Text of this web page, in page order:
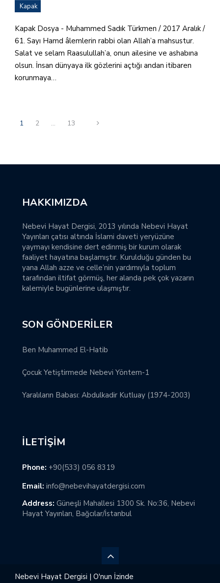
Kapak
Kapak Dosya - Muhammed Sadık Türkmen / 2017 Aralık /
61. Sayı Hamd âlemlerin rabbi olan Allah’a mahsustur.
Salat ve selam Raasulullah’a, onun ailesine ve ashabına
olsun. İnsan dünyaya ilk gözlerini açtığı andan itibaren
korunmaya…
1 2 … 13
HAKKIMIZDA
Nebevi Hayat Dergisi, 2013 yılında Nebevi Hayat
Yayınları çatısı altında İslami daveti yeryüzüne
yaymayı kendisine dert edinmiş bir kurum olarak
faaliyet hayatına başlamıştır. Kurulduğu günden bu
yana Allah azze ve celle’nin yardımıyla toplum
tarafından iltifat görmüş, her alanda pek çok yazarın
kalemiyle bugünlerine ulaşmıştır.
SON GÖNDERILER
Ben Muhammed El-Hatib
Çocuk Yetiştirmede Nebevi Yöntem-1
Yaralıların Babası: Abdulkadir Kutluay (1974-2003)
İLETIŞIM
Phone: +90(533) 056 8319
Email: info@nebevihayatdergisi.com
Address: Güneşli Mahallesi 1300 Sk. No:36, Nebevi
Hayat Yayınları, Bağcılar/İstanbul
Nebevi Hayat Dergisi | O'nun İzinde